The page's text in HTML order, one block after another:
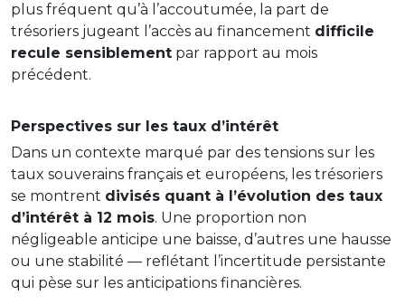
plus fréquent qu’à l’accoutumée, la part de
trésoriers jugeant l’accès au financement difficile
recule sensiblement par rapport au mois
précédent.
Perspectives sur les taux d’intérêt
Dans un contexte marqué par des tensions sur les
taux souverains français et européens, les trésoriers
se montrent divisés quant à l’évolution des taux
d’intérêt à 12 mois. Une proportion non
négligeable anticipe une baisse, d’autres une hausse
ou une stabilité — reflétant l’incertitude persistante
qui pèse sur les anticipations financières.